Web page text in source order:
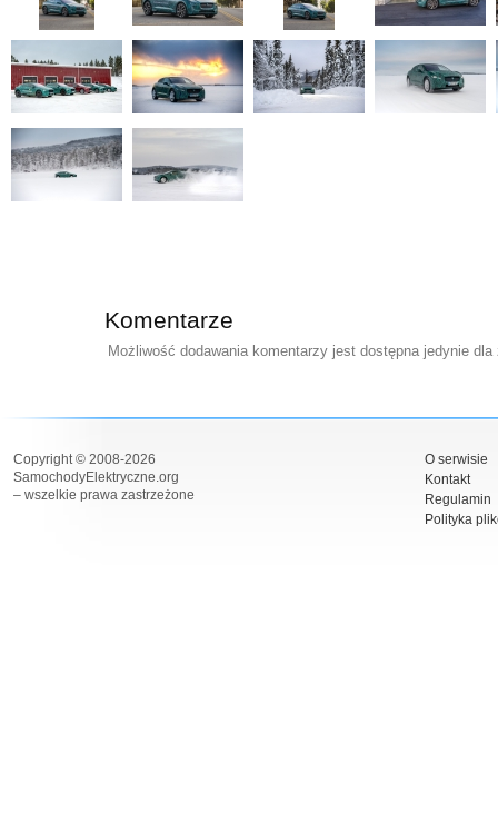
Komentarze
Możliwość dodawania komentarzy jest dostępna jedynie
Copyright © 2008-2026
SamochodyElektryczne.org
– wszelkie prawa zastrzeżone
O serwisie
Kontakt
Regulamin
Polityka